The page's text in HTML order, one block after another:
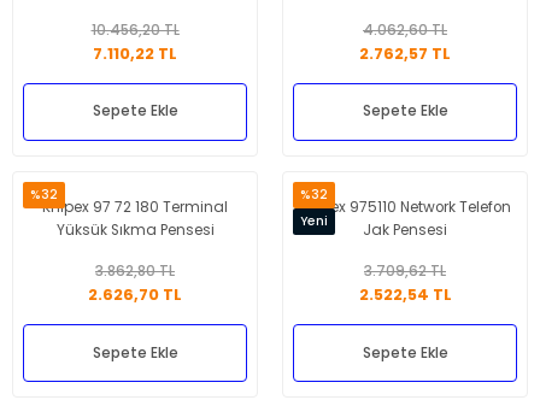
10.456,20 TL
7.110,22 TL
Sepete Ekle
4.062,60 TL
2.762,57 TL
Sepete Ekle
%32
Knipex 97 72 180 Terminal
Yüksük Sıkma Pensesi
3.862,80 TL
2.626,70 TL
Sepete Ekle
%32
Yeni
Knipex 975110 Network Telefon
Jak Pensesi
3.709,62 TL
2.522,54 TL
Sepete Ekle